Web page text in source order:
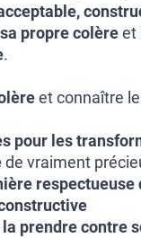
propre colèreet
.
et connaître
pour les
de vraiment
respectueuse
prendre contre